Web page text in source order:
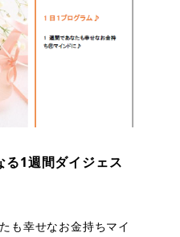
る1週間ダイジェス
も幸せなお金持ちマイ